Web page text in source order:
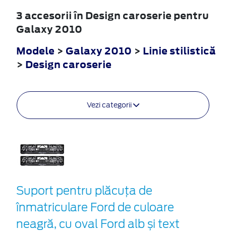
3 accesorii în Design caroserie pentru
Galaxy 2010
Modele > Galaxy 2010 > Linie stilistică
> Design caroserie
Vezi categorii
Suport pentru plăcuța de
înmatriculare Ford de culoare
neagră, cu oval Ford alb și text